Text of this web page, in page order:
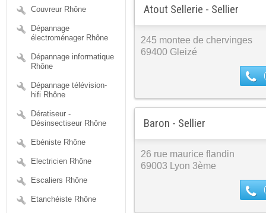
Couvreur Rhône
Dépannage
électroménager Rhône
Dépannage informatique
Rhône
Dépannage télévision-
hifi Rhône
Dératiseur -
Désinsectiseur Rhône
Ebéniste Rhône
Electricien Rhône
Escaliers Rhône
Etanchéiste Rhône
Atout Sellerie - Sellier
245 montee de chervinges
69400 Gleizé
Baron - Sellier
26 rue maurice flandin
69003 Lyon 3ème